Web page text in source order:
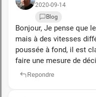
2020-09-14
Blog
Bonjour, Je pense que
mais à des vitesses
poussée à fond, il est
faire une mesure de
Repondre